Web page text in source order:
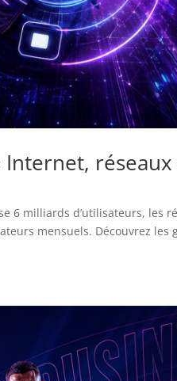
réseaux
6 milliards d’utilisateurs, les
mensuels. Découvrez les